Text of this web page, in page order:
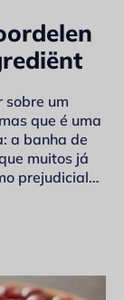
sobre um
que é uma
a banha de
muitos já
prejudicial…